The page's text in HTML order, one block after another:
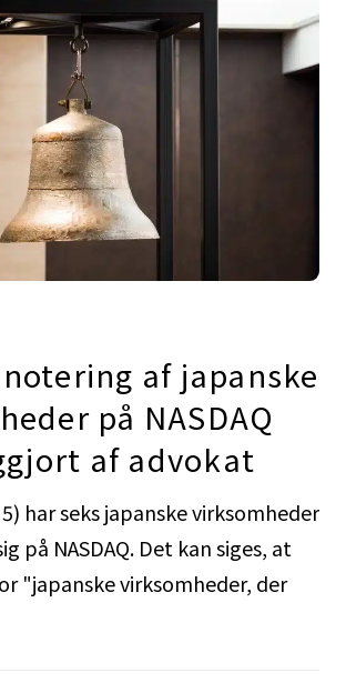
notering af japanske
på NASDAQ
af advokat
har seks japanske virksomheder
på NASDAQ. Det kan siges, at
"japanske virksomheder, der